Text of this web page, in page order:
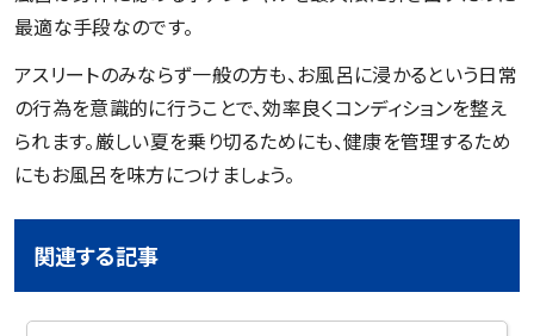
最適な手段なのです。
アスリートのみならず一般の方も、お風呂に浸かるという日常
の行為を意識的に行うことで、効率良くコンディションを整え
られます。厳しい夏を乗り切るためにも、健康を管理するため
にもお風呂を味方につけましょう。
関連する記事